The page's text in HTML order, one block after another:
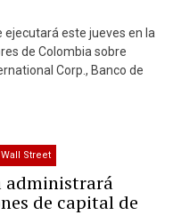
ejecutará este jueves en la
de Colombia sobre
Corp., Banco de
Wall Street
administrará
de capital de